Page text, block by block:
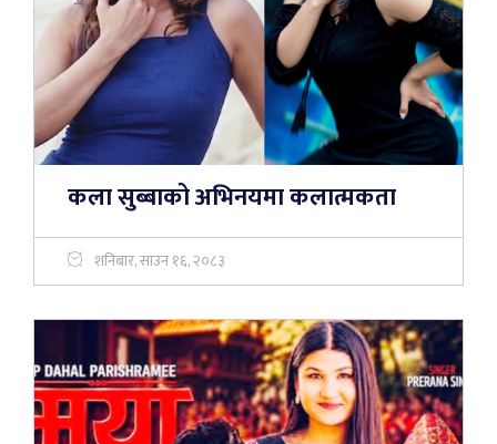
कला सुब्बाको अभिनयमा कलात्मकता
शनिबार, साउन १६, २०८३